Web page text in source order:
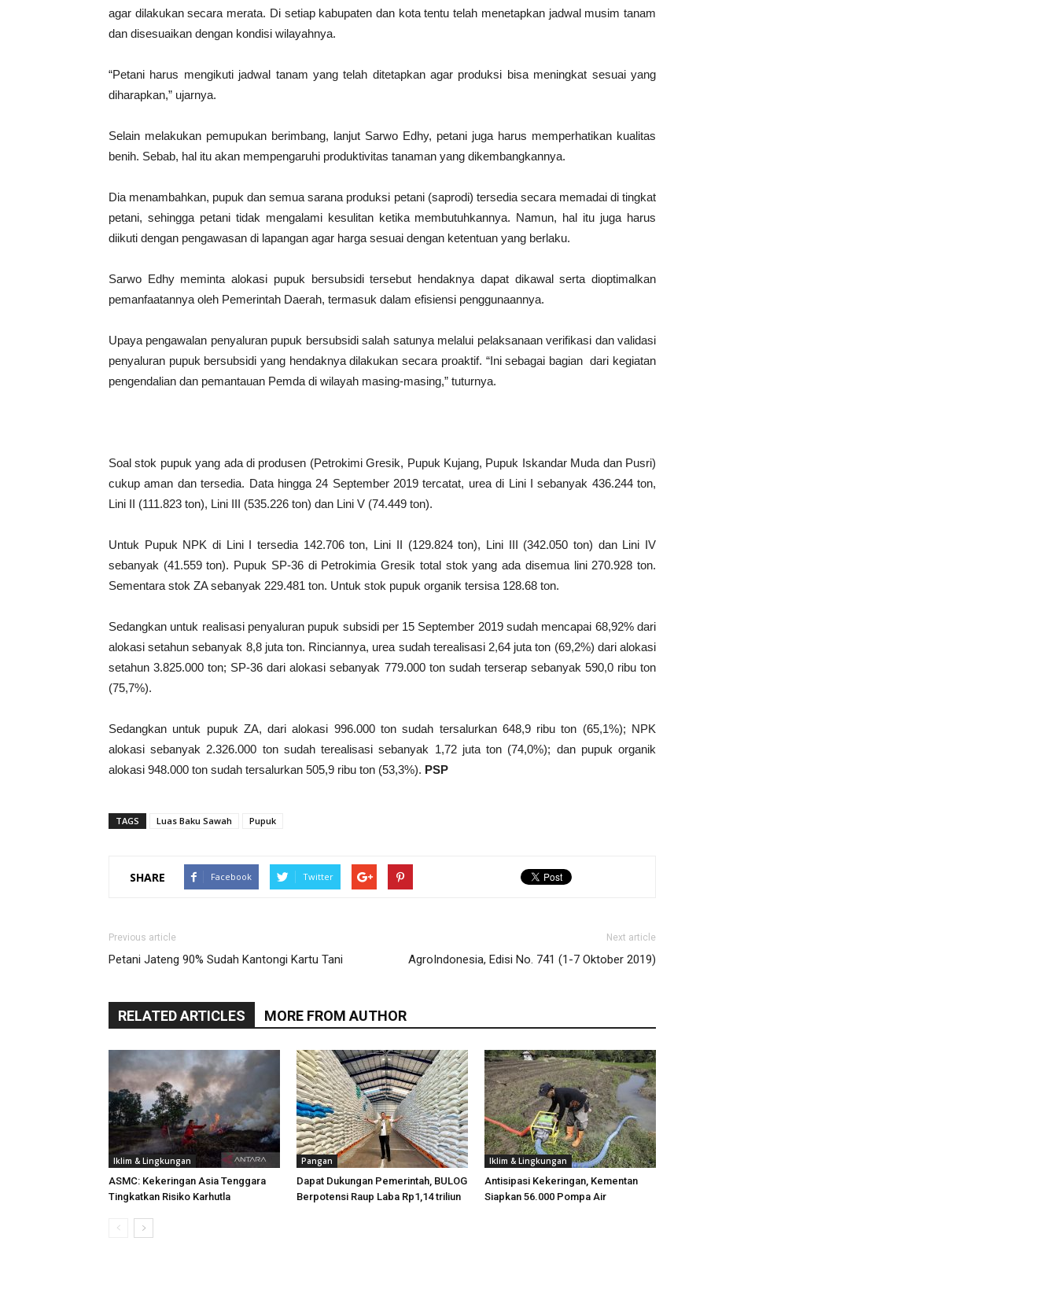
agar dilakukan secara merata. Di setiap kabupaten dan kota tentu telah menetapkan jadwal musim tanam
dan disesuaikan dengan kondisi wilayahnya.
“Petani harus mengikuti jadwal tanam yang telah ditetapkan agar produksi bisa meningkat sesuai yang
diharapkan,” ujarnya.
Selain melakukan pemupukan berimbang, lanjut Sarwo Edhy, petani juga harus memperhatikan kualitas
benih. Sebab, hal itu akan mempengaruhi produktivitas tanaman yang dikembangkannya.
Dia menambahkan, pupuk dan semua sarana produksi petani (saprodi) tersedia secara memadai di tingkat
petani, sehingga petani tidak mengalami kesulitan ketika membutuhkannya. Namun, hal itu juga harus
diikuti dengan pengawasan di lapangan agar harga sesuai dengan ketentuan yang berlaku.
Sarwo Edhy meminta alokasi pupuk bersubsidi tersebut hendaknya dapat dikawal serta dioptimalkan
pemanfaatannya oleh Pemerintah Daerah, termasuk dalam efisiensi penggunaannya.
Upaya pengawalan penyaluran pupuk bersubsidi salah satunya melalui pelaksanaan verifikasi dan validasi
penyaluran pupuk bersubsidi yang hendaknya dilakukan secara proaktif. “Ini sebagai bagian dari kegiatan
pengendalian dan pemantauan Pemda di wilayah masing-masing,” tuturnya.
Soal stok pupuk yang ada di produsen (Petrokimi Gresik, Pupuk Kujang, Pupuk Iskandar Muda dan Pusri)
cukup aman dan tersedia. Data hingga 24 September 2019 tercatat, urea di Lini I sebanyak 436.244 ton,
Lini II (111.823 ton), Lini III (535.226 ton) dan Lini V (74.449 ton).
Untuk Pupuk NPK di Lini I tersedia 142.706 ton, Lini II (129.824 ton), Lini III (342.050 ton) dan Lini IV
sebanyak (41.559 ton). Pupuk SP-36 di Petrokimia Gresik total stok yang ada disemua lini 270.928 ton.
Sementara stok ZA sebanyak 229.481 ton. Untuk stok pupuk organik tersisa 128.68 ton.
Sedangkan untuk realisasi penyaluran pupuk subsidi per 15 September 2019 sudah mencapai 68,92% dari
alokasi setahun sebanyak 8,8 juta ton. Rinciannya, urea sudah terealisasi 2,64 juta ton (69,2%) dari alokasi
setahun 3.825.000 ton; SP-36 dari alokasi sebanyak 779.000 ton sudah terserap sebanyak 590,0 ribu ton
(75,7%).
Sedangkan untuk pupuk ZA, dari alokasi 996.000 ton sudah tersalurkan 648,9 ribu ton (65,1%); NPK
alokasi sebanyak 2.326.000 ton sudah terealisasi sebanyak 1,72 juta ton (74,0%); dan pupuk organik
alokasi 948.000 ton sudah tersalurkan 505,9 ribu ton (53,3%). PSP
TAGS Luas Baku Sawah Pupuk
SHARE Facebook Twitter
Previous article
Petani Jateng 90% Sudah Kantongi Kartu Tani
Next article
AgroIndonesia, Edisi No. 741 (1-7 Oktober 2019)
RELATED ARTICLES MORE FROM AUTHOR
Iklim & Lingkungan
ASMC: Kekeringan Asia Tenggara
Tingkatkan Risiko Karhutla
Pangan
Dapat Dukungan Pemerintah, BULOG
Berpotensi Raup Laba Rp1,14 triliun
Iklim & Lingkungan
Antisipasi Kekeringan, Kementan
Siapkan 56.000 Pompa Air